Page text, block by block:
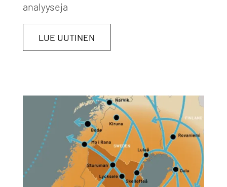
analyyseja
LUE UUTINEN